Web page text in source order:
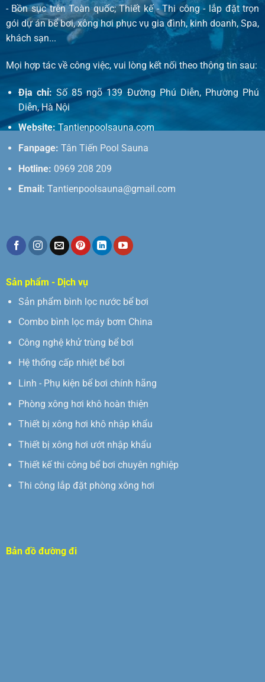
- Bồn sục trên Toàn quốc; Thiết kế - Thi công - lắp đặt trọn
gói dự án bể bơi, xông hơi phục vụ gia đình, kinh doanh, Spa,
khách sạn...
Mọi hợp tác về công việc, vui lòng kết nối theo thông tin sau:
Địa chỉ: Số 85 ngõ 139 Đường Phú Diễn, Phường Phú
Diễn, Hà Nội
Website: Tantienpoolsauna.com
Fanpage: Tân Tiến Pool Sauna
Hotline: 0969 208 209
Email: Tantienpoolsauna@gmail.com
Sản phẩm - Dịch vụ
Sản phẩm bình lọc nước bể bơi
Combo bình lọc máy bơm China
Công nghệ khử trùng bể bơi
Hệ thống cấp nhiệt bể bơi
Linh - Phụ kiện bể bơi chính hãng
Phòng xông hơi khô hoàn thiện
Thiết bị xông hơi khô nhập khẩu
Thiết bị xông hơi ướt nhập khẩu
Thiết kế thi công bể bơi chuyên nghiệp
Thi công lắp đặt phòng xông hơi
Bản đồ đường đi